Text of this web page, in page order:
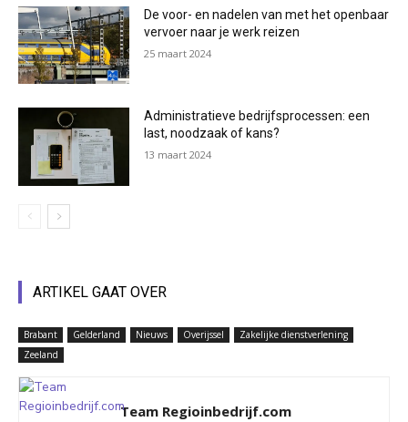
De voor- en nadelen van met het openbaar
vervoer naar je werk reizen
25 maart 2024
Administratieve bedrijfsprocessen: een
last, noodzaak of kans?
13 maart 2024
ARTIKEL GAAT OVER
Brabant Gelderland Nieuws Overijssel
Zakelijke dienstverlening
Zeeland
Team Regioinbedrijf.com